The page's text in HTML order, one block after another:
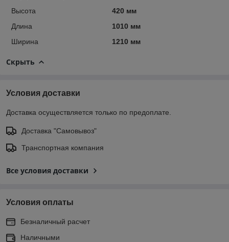
Высота
420 мм
Длина
1010 мм
Ширина
1210 мм
Скрыть
Условия доставки
Доставка осуществляется только по предоплате.
Доставка "Самовывоз"
Транспортная компания
Все условия доставки
Условия оплаты
Безналичный расчет
Наличными